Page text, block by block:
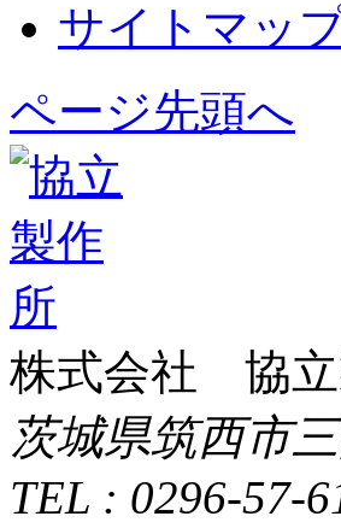
サイトマッ
ページ先頭へ
株式会社 協立
茨城県筑西市
TEL : 0296-57-